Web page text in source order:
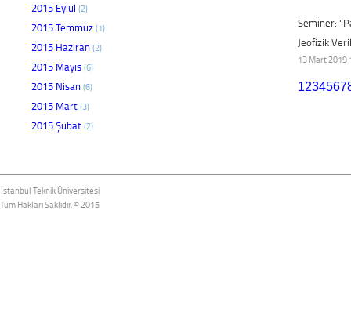
2015 Eylül (2)
2015 Temmuz (1)
2015 Haziran (2)
2015 Mayıs (6)
2015 Nisan (6)
2015 Mart (3)
2015 Şubat (2)
Seminer:
Jeofizik
13 Mart 2019
1234567
İstanbul Teknik Üniversitesi
Tüm Hakları Saklıdır. © 2015